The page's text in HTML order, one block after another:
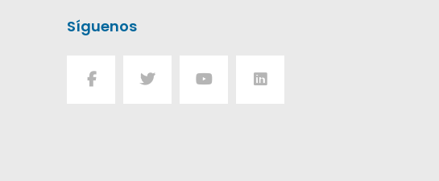
Síguenos